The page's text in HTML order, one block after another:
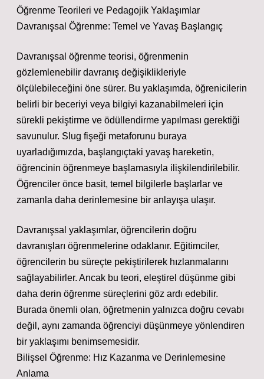
Öğrenme Teorileri ve Pedagojik Yaklaşımlar
Davranışsal Öğrenme: Temel ve Yavaş Başlangıç
Davranışsal öğrenme teorisi, öğrenmenin
gözlemlenebilir davranış değişiklikleriyle
ölçülebileceğini öne sürer. Bu yaklaşımda, öğrenicilerin
belirli bir beceriyi veya bilgiyi kazanabilmeleri için
sürekli pekiştirme ve ödüllendirme yapılması gerektiği
savunulur. Slug fişeği metaforunu buraya
uyarladığımızda, başlangıçtaki yavaş hareketin,
öğrencinin öğrenmeye başlamasıyla ilişkilendirilebilir.
Öğrenciler önce basit, temel bilgilerle başlarlar ve
zamanla daha derinlemesine bir anlayışa ulaşır.
Davranışsal yaklaşımlar, öğrencilerin doğru
davranışları öğrenmelerine odaklanır. Eğitimciler,
öğrencilerin bu süreçte pekiştirilerek hızlanmalarını
sağlayabilirler. Ancak bu teori, eleştirel düşünme gibi
daha derin öğrenme süreçlerini göz ardı edebilir.
Burada önemli olan, öğretmenin yalnızca doğru cevabı
değil, aynı zamanda öğrenciyi düşünmeye yönlendiren
bir yaklaşımı benimsemesidir.
Bilişsel Öğrenme: Hız Kazanma ve Derinlemesine
Anlama